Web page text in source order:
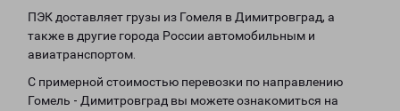
ПЭК доставляет грузы из Гомеля в Димитровград, а
также в другие города России автомобильным и
авиатранспортом.
С примерной стоимостью перевозки по направлению
Гомель - Димитровград вы можете ознакомиться на